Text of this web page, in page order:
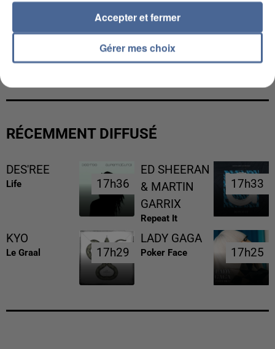
L’UN DES FONDATEURS SUPPOSÉS DE LA DZ
MAFIA INTERPELLÉ EN ALGÉRIE
RÉCEMMENT DIFFUSÉ
DES'REE
Life 17h36
17h36
ED SHEERAN
& MARTIN
GARRIX
Repeat It
17h33
17h33
KYO
Le Graal 17h29
17h29
LADY GAGA
Poker Face 17h25
17h25
Gérer mes choix
Accepter et fermer